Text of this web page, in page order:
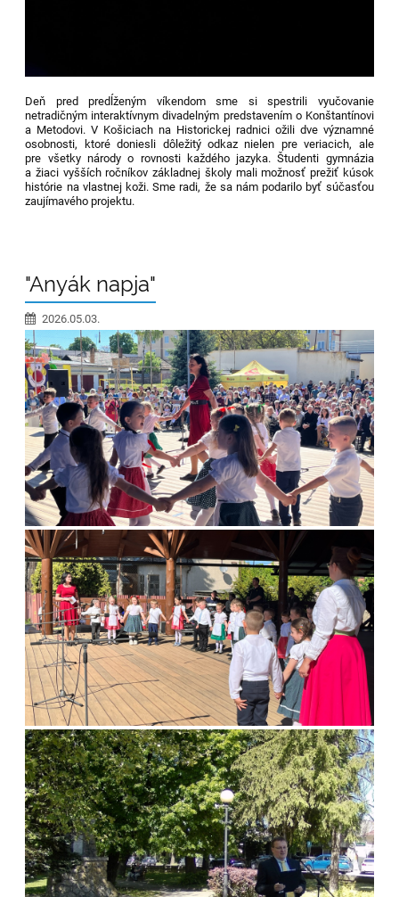
Deň pred predĺženým víkendom sme si spestrili vyučovanie
netradičným interaktívnym divadelným predstavením o Konštantínovi
a Metodovi. V Košiciach na Historickej radnici ožili dve významné
osobnosti, ktoré doniesli dôležitý odkaz nielen pre veriacich, ale
pre všetky národy o rovnosti každého jazyka. Študenti gymnázia
a žiaci vyšších ročníkov základnej školy mali možnosť prežiť kúsok
histórie na vlastnej koži. Sme radi, že sa nám podarilo byť súčasťou
zaujímavého projektu.
"Anyák napja"
2026.05.03.